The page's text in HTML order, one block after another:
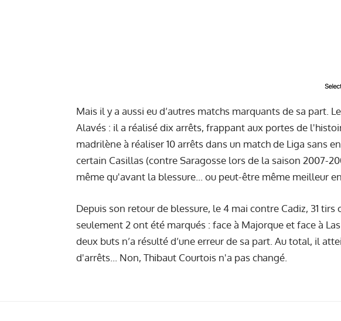
Mais il y a aussi eu d’autres matchs marquants de sa part.
Alavés : il a réalisé dix arrêts, frappant aux portes de
madrilène à réaliser 10 arrêts dans un match de Liga sans
certain Casillas (contre Saragosse lors de la saison 2007-
même qu'avant la blessure... ou peut-être même meilleur
Depuis son retour de blessure, le 4 mai contre Cadiz, 31
seulement 2 ont été marqués : face à Majorque et face à
deux buts n’a résulté d’une erreur de sa part. Au total, il
d'arrêts... Non, Thibaut Courtois n'a pas changé.